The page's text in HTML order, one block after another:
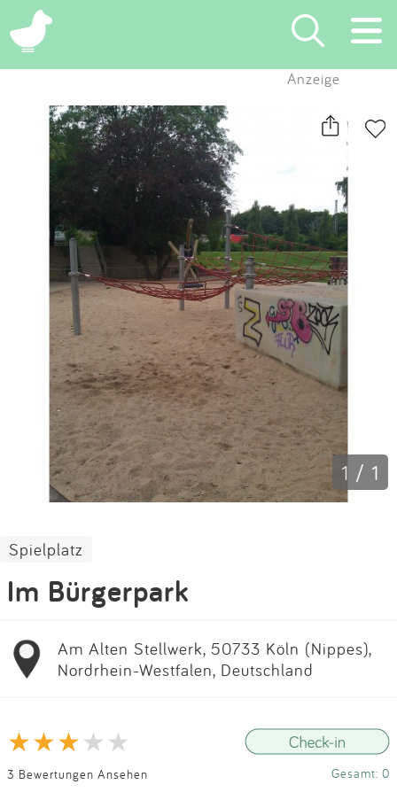
×
Suchen
Eintragen
App
Blog
Partner
Kontakt
Impressum
Anmelden
Anzeige
1 / 1
Spielplatz
Im Bürgerpark
Am Alten Stellwerk, 50733 Köln (Nippes),
Nordrhein-Westfalen, Deutschland
3 Bewertungen Ansehen Gesamt: 0